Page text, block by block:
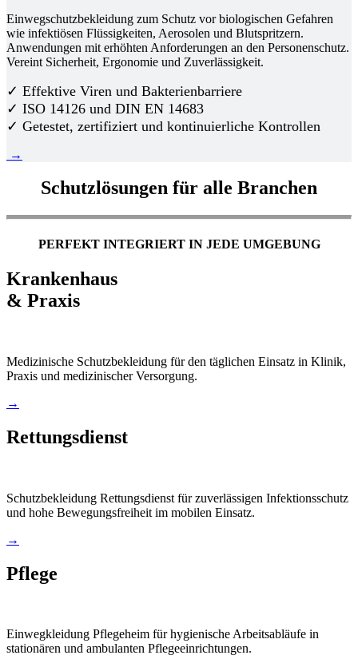
Einwegschutzbekleidung zum Schutz vor biologischen Gefahren
wie infektiösen Flüssigkeiten, Aerosolen und Blutspritzern.
Anwendungen mit erhöhten Anforderungen an den Personenschutz.
Vereint Sicherheit, Ergonomie und Zuverlässigkeit.
✓ Effektive Viren und Bakterienbarriere
✓ ISO 14126 und DIN EN 14683
✓ Getestet, zertifiziert und kontinuierliche Kontrollen
→
Schutzlösungen für alle Branchen
PERFEKT INTEGRIERT IN JEDE UMGEBUNG
Krankenhaus
& Praxis
Medizinische Schutzbekleidung für den täglichen Einsatz in Klinik,
Praxis und medizinischer Versorgung.
→
Rettungsdienst
Schutzbekleidung Rettungsdienst für zuverlässigen Infektionsschutz
und hohe Bewegungsfreiheit im mobilen Einsatz.
→
Pflege
Einwegkleidung Pflegeheim für hygienische Arbeitsabläufe in
stationären und ambulanten Pflegeeinrichtungen.